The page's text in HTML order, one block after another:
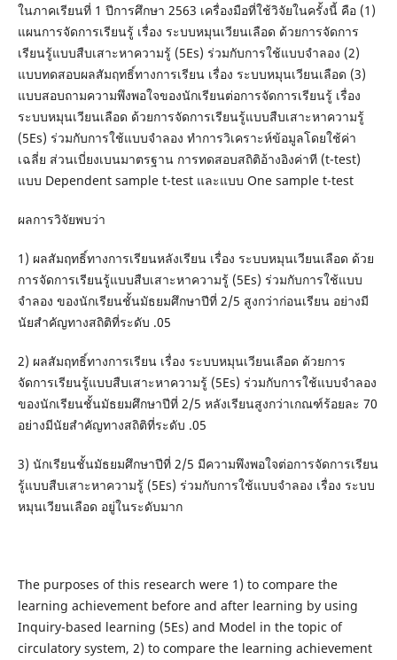
ในภาคเรียนที่ 1 ปีการศึกษา 2563 เครื่องมือที่ใช้วิจัยในครั้งนี้ คือ (1)
แผนการจัดการเรียนรู้ เรื่อง ระบบหมุนเวียนเลือด ด้วยการจัดการ
เรียนรู้แบบสืบเสาะหาความรู้ (5Es) ร่วมกับการใช้แบบจำลอง (2)
แบบทดสอบผลสัมฤทธิ์ทางการเรียน เรื่อง ระบบหมุนเวียนเลือด (3)
แบบสอบถามความพึงพอใจของนักเรียนต่อการจัดการเรียนรู้ เรื่อง
ระบบหมุนเวียนเลือด ด้วยการจัดการเรียนรู้แบบสืบเสาะหาความรู้
(5Es) ร่วมกับการใช้แบบจำลอง ทำการวิเคราะห์ข้อมูลโดยใช้ค่า
เฉลี่ย ส่วนเบี่ยงเบนมาตรฐาน การทดสอบสถิติอ้างอิงค่าที (t-test)
แบบ Dependent sample t-test และแบบ One sample t-test
ผลการวิจัยพบว่า
1) ผลสัมฤทธิ์ทางการเรียนหลังเรียน เรื่อง ระบบหมุนเวียนเลือด ด้วย
การจัดการเรียนรู้แบบสืบเสาะหาความรู้ (5Es) ร่วมกับการใช้แบบ
จำลอง ของนักเรียนชั้นมัธยมศึกษาปีที่ 2/5 สูงกว่าก่อนเรียน อย่างมี
นัยสำคัญทางสถิติที่ระดับ .05
2) ผลสัมฤทธิ์ทางการเรียน เรื่อง ระบบหมุนเวียนเลือด ด้วยการ
จัดการเรียนรู้แบบสืบเสาะหาความรู้ (5Es) ร่วมกับการใช้แบบจำลอง
ของนักเรียนชั้นมัธยมศึกษาปีที่ 2/5 หลังเรียนสูงกว่าเกณฑ์ร้อยละ 70
อย่างมีนัยสำคัญทางสถิติที่ระดับ .05
3) นักเรียนชั้นมัธยมศึกษาปีที่ 2/5 มีความพึงพอใจต่อการจัดการเรียน
รู้แบบสืบเสาะหาความรู้ (5Es) ร่วมกับการใช้แบบจำลอง เรื่อง ระบบ
หมุนเวียนเลือด อยู่ในระดับมาก
The purposes of this research were 1) to compare the
learning achievement before and after learning by using
Inquiry-based learning (5Es) and Model in the topic of
circulatory system, 2) to compare the learning achievement